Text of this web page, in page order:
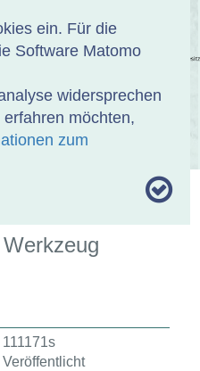
ein. Für die
Software Matomo
widersprechen
möchten,
zum
111171s
Veröffentlicht